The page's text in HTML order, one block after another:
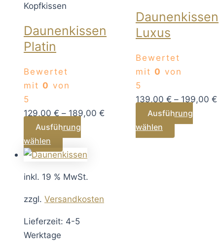
Kopfkissen
Daunenkissen
Platin
Bewertet
mit 0 von
5
129,00 € – 189,00 €
Ausführung
wählen
Dieses
Produkt
mehrere
Varianten
Die
Daunenkissen
Luxus
Bewertet
mit 0 von
5
139,00 € – 199,00 €
Ausführung
wählen
Dieses
Produkt
inkl. 19 % MwSt.
zzgl. Versandkosten
Lieferzeit: 4-5
Werktage